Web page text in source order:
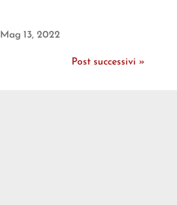
Mag 13, 2022
Post successivi »